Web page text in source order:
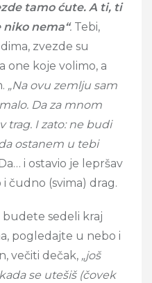
tamo ćute. A ti, ti
niko nema“. Tebi,
zvezde su
one koje volimo, a
„Na ovu zemlju sam
Da za mnom
trag. I zato: ne budi
ostanem u tebi
Da… i ostavio je lepršav
čudno (svima) drag.
budete sedeli kraj
pogledajte u nebo i
večiti dečak, „još
se utešiš (čovek